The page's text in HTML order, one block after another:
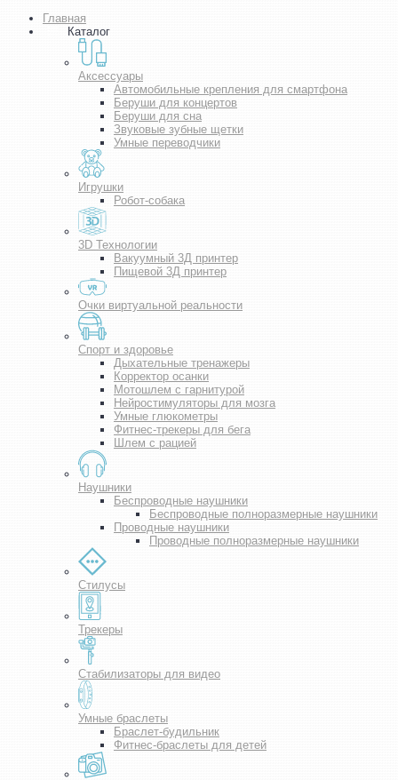
Главная
Каталог
Аксессуары
Автомобильные крепления для смартфона
Беруши для концертов
Беруши для сна
Звуковые зубные щетки
Умные переводчики
Игрушки
Робот-собака
3D Технологии
Вакуумный 3Д принтер
Пищевой 3Д принтер
Очки виртуальной реальности
Спорт и здоровье
Дыхательные тренажеры
Корректор осанки
Мотошлем с гарнитурой
Нейростимуляторы для мозга
Умные глюкометры
Фитнес-трекеры для бега
Шлем с рацией
Наушники
Беспроводные наушники
Беспроводные полноразмерные наушники
Проводные наушники
Проводные полноразмерные наушники
Стилусы
Трекеры
Стабилизаторы для видео
Умные браслеты
Браслет-будильник
Фитнес-браслеты для детей